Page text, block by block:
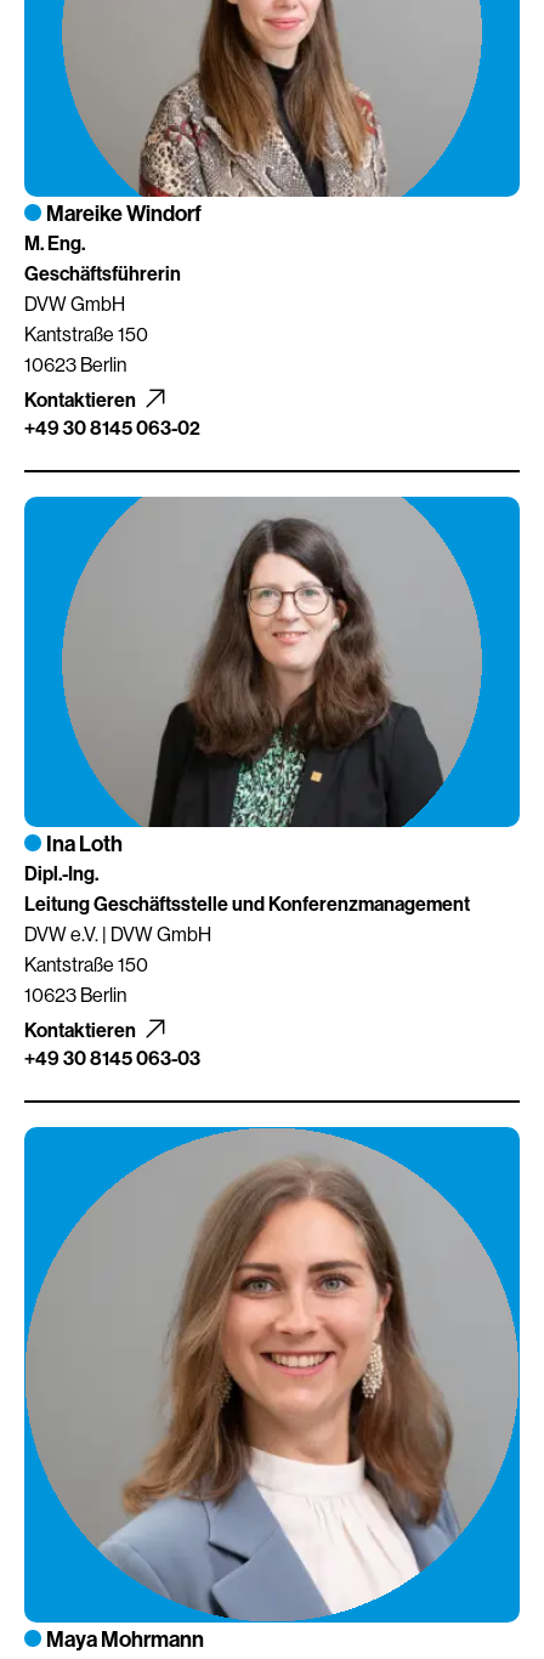
Mareike Windorf
M. Eng.
Geschäftsführerin
DVW GmbH
Kantstraße 150
10623 Berlin
Kontaktieren
+49 30 8145 063-02
Ina Loth
Dipl.-Ing.
Leitung Geschäftsstelle und Konferenzmanagement
DVW e.V. | DVW GmbH
Kantstraße 150
10623 Berlin
Kontaktieren
+49 30 8145 063-03
Maya Mohrmann